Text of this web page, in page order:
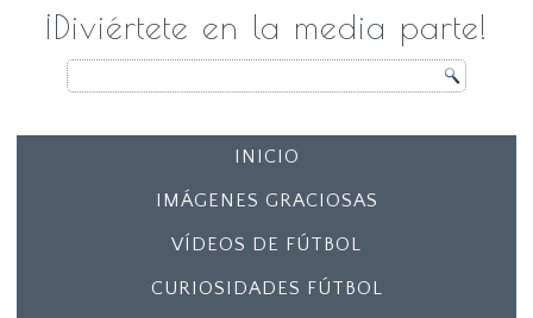
¡Diviértete en la media parte!
INICIO
IMÁGENES GRACIOSAS
VÍDEOS DE FÚTBOL
CURIOSIDADES FÚTBOL